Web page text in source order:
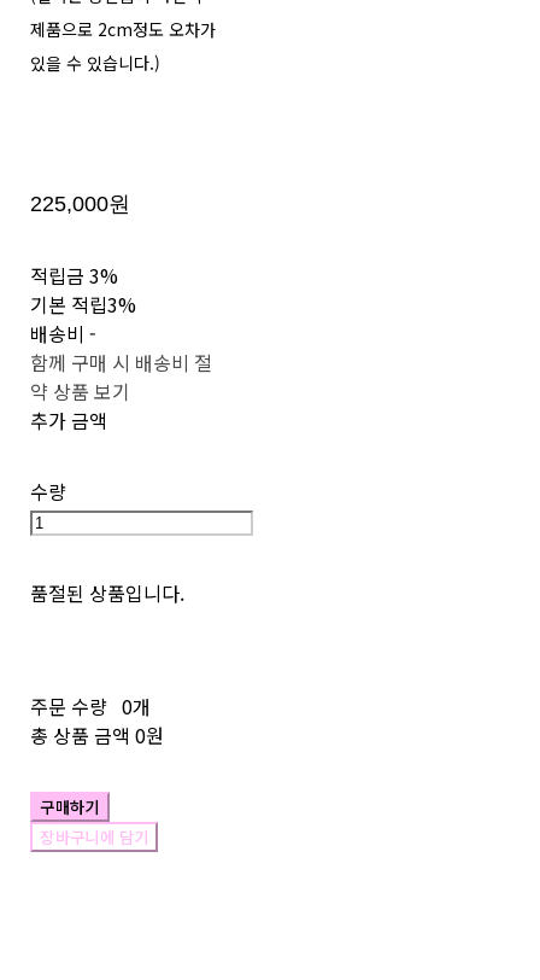
제품으로 2cm정도 오차가
있을 수 있습니다.)
225,000원
적립금 3%
기본 적립3%
배송비-
함께 구매 시 배송비 절
약 상품 보기
추가 금액
수량
품절된 상품입니다.
주문 수량 0개
총 상품 금액 0원
구매하기
장바구니에 담기